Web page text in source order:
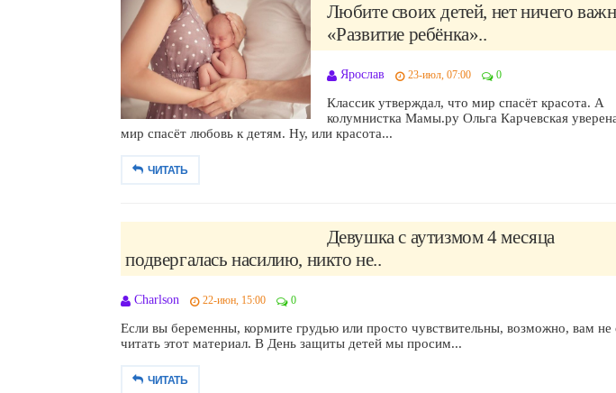
Любите своих детей, нет ничего
«Развитие ребёнка»..
Ярослав 23-июл, 07:00 0
Классик утверждал, что мир спасёт красота. А
колумнистка Мамы.ру Ольга Карчевская
мир спасёт любовь к детям. Ну, или красота...
ЧИТАТЬ
Девушка с аутизмом 4 месяца
подвергалась насилию, никто не..
Charlson 22-июн, 15:00 0
Если вы беременны, кормите грудью или просто чувствительны, возможно, вам не
читать этот материал. В День защиты детей мы просим...
ЧИТАТЬ